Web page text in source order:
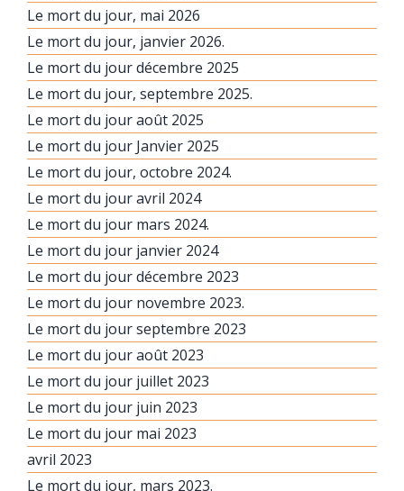
Le mort du jour, mai 2026
Le mort du jour, janvier 2026.
Le mort du jour décembre 2025
Le mort du jour, septembre 2025.
Le mort du jour août 2025
Le mort du jour Janvier 2025
Le mort du jour, octobre 2024.
Le mort du jour avril 2024
Le mort du jour mars 2024.
Le mort du jour janvier 2024
Le mort du jour décembre 2023
Le mort du jour novembre 2023.
Le mort du jour septembre 2023
Le mort du jour août 2023
Le mort du jour juillet 2023
Le mort du jour juin 2023
Le mort du jour mai 2023
avril 2023
Le mort du jour, mars 2023.